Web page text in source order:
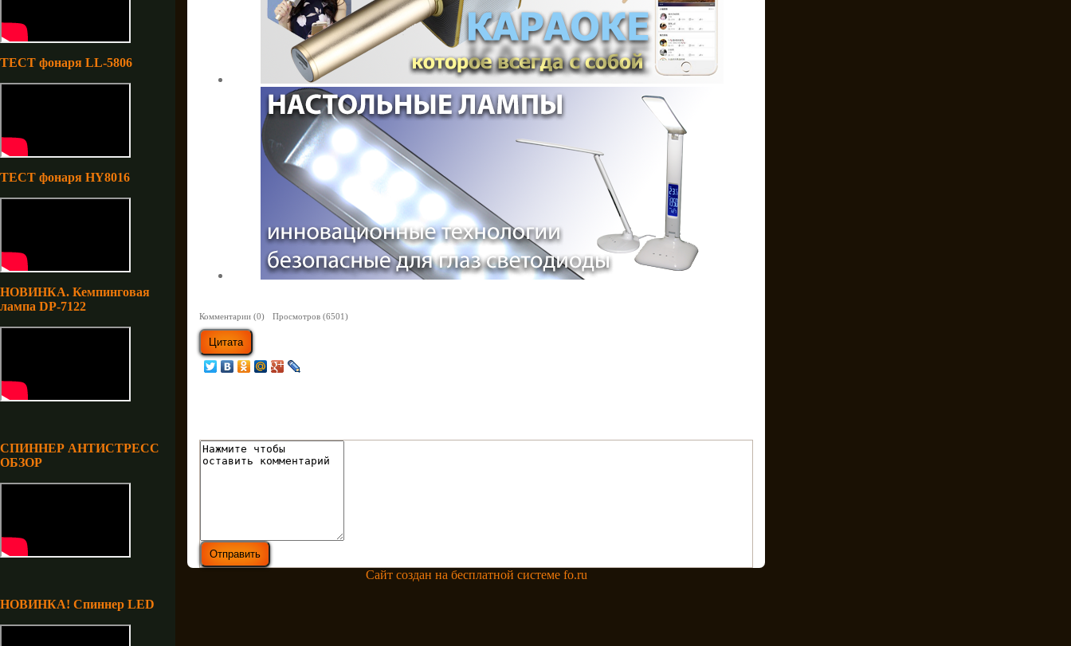
ТЕСТ фонаря LL-5806
ТЕСТ фонаря HY8016
НОВИНКА. Кемпинговая
лампа DP-7122
СПИННЕР АНТИСТРЕСС
ОБЗОР
НОВИНКА! Спиннер LED
Комментарии (0) Просмотров (6501)
Сайт создан на бесплатной системе fo.ru